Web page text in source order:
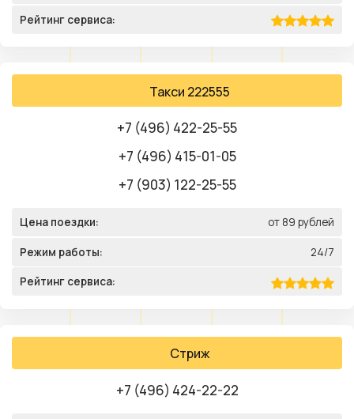
Рейтинг сервиса:
Такси 222555
+7 (496) 422-25-55
+7 (496) 415-01-05
+7 (903) 122-25-55
Цена поездки: от 89 рублей
Режим работы: 24/7
Рейтинг сервиса:
Стриж
+7 (496) 424-22-22